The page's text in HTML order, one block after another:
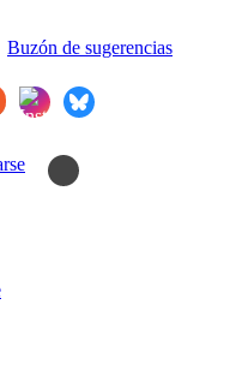
Buzón de sugerencias